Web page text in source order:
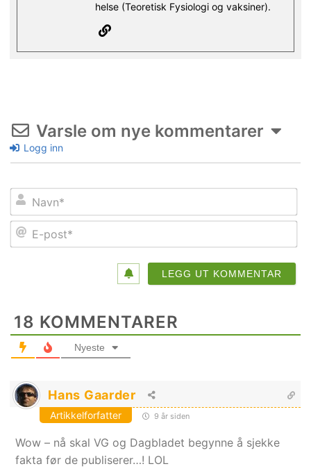
helse (Teoretisk Fysiologi og vaksiner).
Varsle om nye kommentarer
Logg inn
E-
18 KOMMENTARER
Nyeste
Hans Gaarder
Artikkelforfatter 9 år siden
Wow – nå skal VG og Dagbladet begynne å sjekke
fakta før de publiserer…! LOL